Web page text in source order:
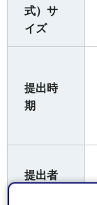
式）サ
イズ
提出時
期
提出者